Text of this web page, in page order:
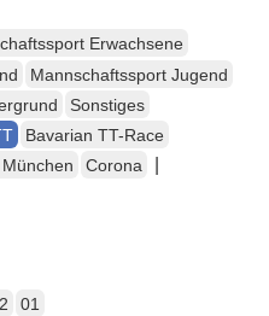
Erwachsene
Mannschaftssport Jugend
Sonstiges
Bavarian TT-Race
Corona
01